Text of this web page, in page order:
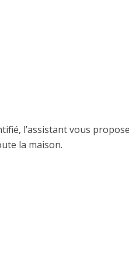
l’assistant vous
la maison.